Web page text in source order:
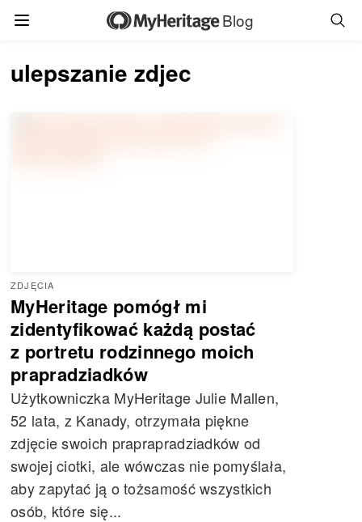
Blog
ulepszanie zdjec
ZDJĘCIA
MyHeritage pomógł mi
zidentyfikować każdą postać
z portretu rodzinnego moich
prapradziadków
Użytkowniczka MyHeritage Julie Mallen,
52 lata, z Kanady, otrzymała piękne
zdjęcie swoich praprapradziadków od
swojej ciotki, ale wówczas nie pomyślała,
aby zapytać ją o tożsamość wszystkich
osób, które się...